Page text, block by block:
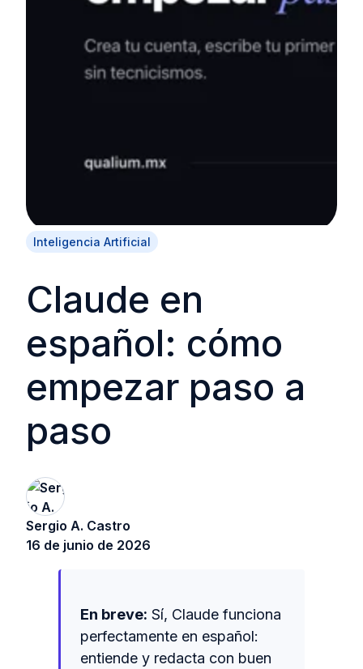
Inteligencia Artificial
Claude en
español: cómo
empezar paso a
paso
Sergio A. Castro
16 de junio de 2026
En breve: Sí, Claude funciona
perfectamente en español:
entiende y redacta con buen